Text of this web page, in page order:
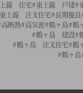
線 住宅#東上線 戸建#
上線 注文住宅#長期優良
高断熱#高気密#鶴ヶ島#鶴
#鶴ヶ島 建設#
#鶴ヶ島 注文住宅#鶴
#鶴ヶ島